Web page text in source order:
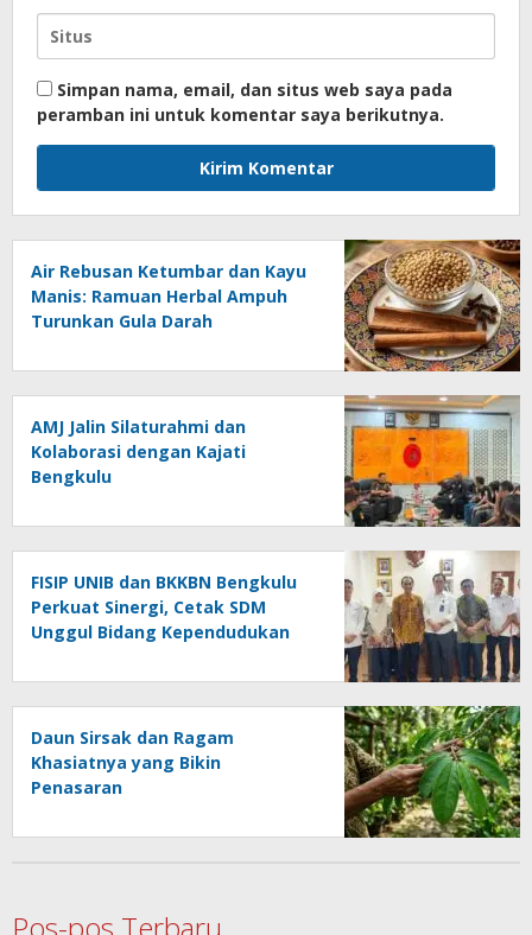
Simpan nama, email, dan situs web saya pada
peramban ini untuk komentar saya berikutnya.
Air Rebusan Ketumbar dan Kayu
Manis: Ramuan Herbal Ampuh
Turunkan Gula Darah
AMJ Jalin Silaturahmi dan
Kolaborasi dengan Kajati
Bengkulu
FISIP UNIB dan BKKBN Bengkulu
Perkuat Sinergi, Cetak SDM
Unggul Bidang Kependudukan
Daun Sirsak dan Ragam
Khasiatnya yang Bikin
Penasaran
Pos-pos Terbaru